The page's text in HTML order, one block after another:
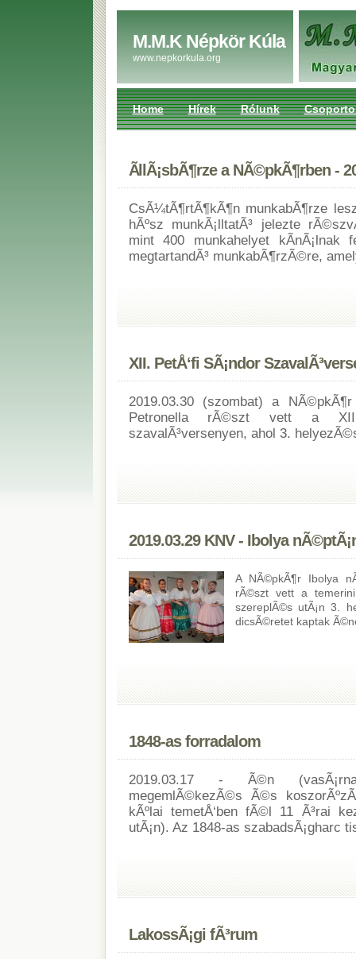
M.M.K Népkör Kúla
www.nepkorkula.org
Home Hírek Rólunk
ÃllÃ¡sbÃ¶rze a NÃ©pkÃ¶rben -
CsÃ¼tÃ¶rtÃ¶kÃ¶n munkabÃ¶rze
hÃºsz munkÃ¡lltatÃ³ jelezte
mint 400 munkahelyet kÃ­nÃ¡lnak
megtartandÃ³ munkabÃ¶rzÃ©re,
XII. PetÅ‘fi SÃ¡ndor
2019.03.30 (szombat) a
Petronella rÃ©szt vett a XII.
szavalÃ³versenyen, ahol 3.
2019.03.29 KNV - Ibolya
A NÃ©pkÃ¶r Ibolya
rÃ©szt vett a
szereplÃ©s utÃ¡n 3.
dicsÃ©retet kaptak
1848-as forradalom
2019.03.17 - Ã©n
megemlÃ©kezÃ©s Ã©s
kÃºlai temetÅ‘ben fÃ©l 11 Ã³rai
utÃ¡n). Az 1848-as szabadsÃ¡gharc
LakossÃ¡gi fÃ³rum